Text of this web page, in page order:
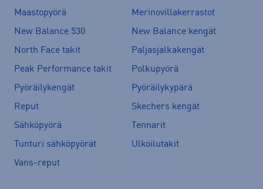
Maastopyörä
Merinovillakerrastot
New Balance 530
New Balance kengät
North Face takit
Paljasjalkakengät
Peak Performance takit
Polkupyörä
Pyöräilykengät
Pyöräilykypärä
Reput
Skechers kengät
Sähköpyörä
Tennarit
Tunturi sähköpyörät
Ulkoilutakit
Vans-reput